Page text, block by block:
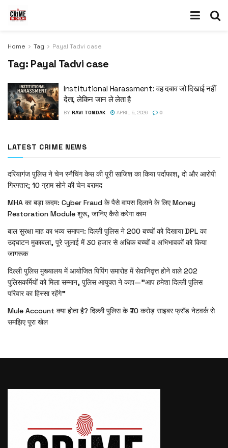
Home Tag Payal Tadvi case
Tag: Payal Tadvi case
Institutional Harassment: वह दबाव जो दिखाई नहीं
देता, लेकिन जान ले लेता है
BY RAVI TONDAK APRIL 5, 2026 0
LATEST CRIME NEWS
दरियागंज पुलिस ने चेन स्नैचिंग केस की पूरी साजिश का किया पर्दाफाश, दो और आरोपी
गिरफ्तार; 10 ग्राम सोने की चेन बरामद
MHA का बड़ा कदम: Cyber Fraud के पैसे वापस दिलाने के लिए Money
Restoration Module शुरू, जानिए कैसे करेगा काम
बाल सुरक्षा माह का भव्य समापन: दिल्ली पुलिस ने 200 बच्चों को दिखाया DPL का
उद्घाटन मुकाबला, पूरे जुलाई में 30 हजार से अधिक बच्चों व अभिभावकों को किया
जागरूक
दिल्ली पुलिस मुख्यालय में आयोजित पिपिंग समारोह में सेवानिवृत्त होने वाले 202
पुलिसकर्मियों को मिला सम्मान, पुलिस आयुक्त ने कहा—”आप हमेशा दिल्ली पुलिस
परिवार का हिस्सा रहेंगे”
Mule Account क्या होता है? दिल्ली पुलिस के ₹70 करोड़ साइबर फ्रॉड नेटवर्क से
समझिए पूरा खेल